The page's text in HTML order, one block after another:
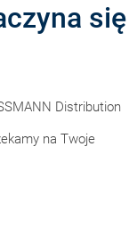
się
Distribution
na Twoje